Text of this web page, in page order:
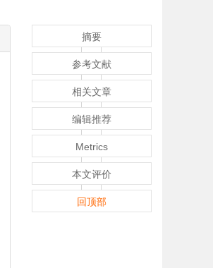
摘要
参考文献
相关文章
编辑推荐
Metrics
本文评价
回顶部